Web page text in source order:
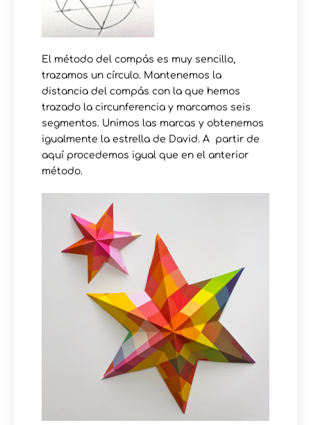
El método del compás es muy sencillo,
trazamos un círculo. Mantenemos la
distancia del compás con la que hemos
trazado la circunferencia y marcamos seis
segmentos. Unimos las marcas y obtenemos
igualmente la estrella de David. A partir de
aquí procedemos igual que en el anterior
método.